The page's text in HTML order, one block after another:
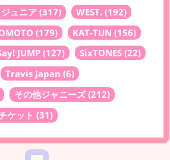
ジュニア (317) WEST. (192)
(179) KAT-TUN (156)
JUMP (127) SixTONES (22)
Travis Japan (6)
その他ジャニーズ(212)
ケット (31)